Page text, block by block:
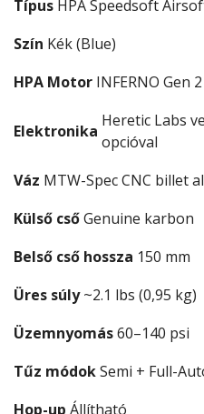
Típus HPA Speedsoft
Szín Kék (Blue)
HPA Motor INFERNO Gen 2
Elektronika
Heretic Labs
opcióval
Váz MTW-Spec CNC billet
Külső csőGenuine karbon
Belső cső hossza 150 mm
Üres súly ~2.1 lbs (0,95 kg)
Üzemnyomás60–140 psi
Tűz módokSemi + Full-
Hop-up Állítható